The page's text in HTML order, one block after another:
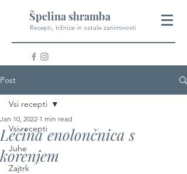
Špelina shramba
Recepti, tržnice in ostale zanimivosti
Post
Vsi recepti
Juhe
Zajtrk
Vsi recepti
Lečina enolončnica s
korenjem
Jan 10, 2022 1 min read